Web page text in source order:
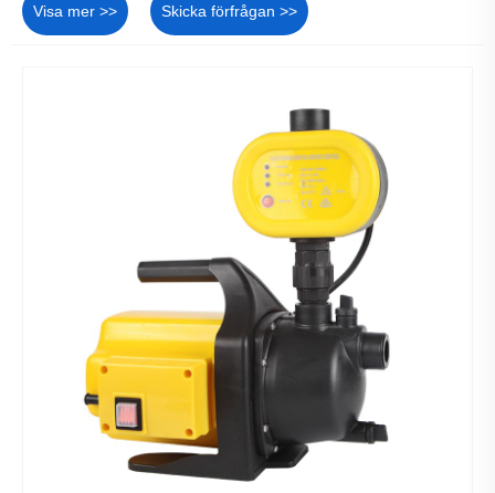
Visa mer >> Skicka förfrågan >>